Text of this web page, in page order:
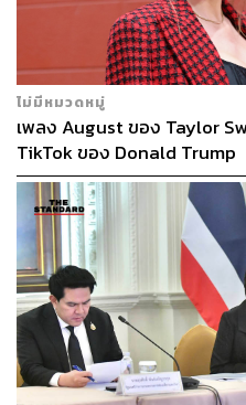
ไม่มีหมวดหมู่
เพลง August ของ Taylor
TikTok ของ Donald Trump